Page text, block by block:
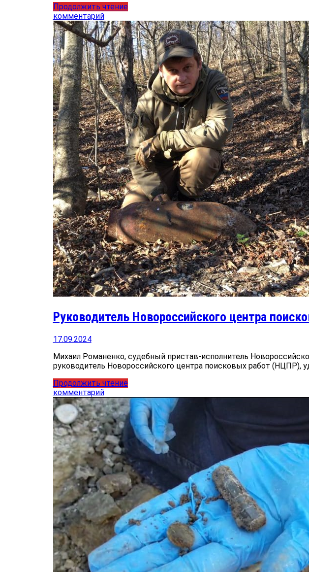
Продолжить чтение
комментарий
Руководитель Новороссийского центра
17.09.2024
Михаил Романенко, судебный пристав-исполнитель
руководитель Новороссийского центра поисковых работ (НЦПР),
Продолжить чтение
комментарий